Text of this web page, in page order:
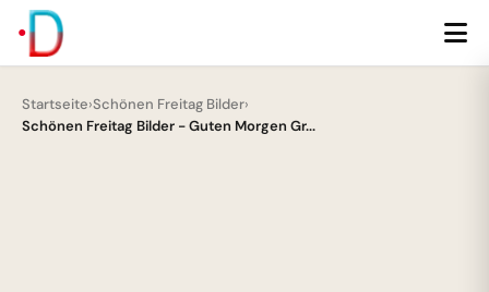
Startseite›Schönen Freitag Bilder›
Schönen Freitag Bilder - Guten Morgen Gr...